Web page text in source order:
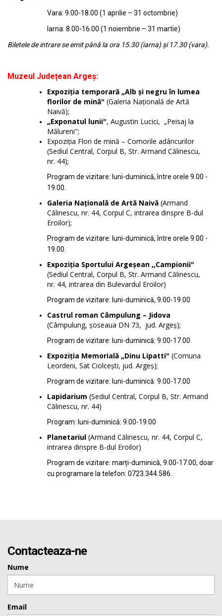
Vara: 9.00-18.00 (1 aprilie – 31 octombrie)
Iarna: 8.00-16.00 (1 noiembrie – 31 martie)
Biletele de intrare se emit până la ora 15.30 (iarna) și 17.30 (vara).
Muzeul Județean Argeș:
Expoziția temporară „Alb și negru în lumea
florilor de mină" (Galeria Națională de Artă
Naivă);
„Exponatul lunii", Augustin Lucici, „Peisaj la
Mălureni";
Expoziția Flori de mină – Comorile adâncurilor
(Sediul Central, Corpul B, Str. Armand Călinescu,
nr. 44);
Program de vizitare: luni-duminică, între orele 9.00 -
19.00.
Galeria Naţională de Artă Naivă (Armand
Călinescu, nr. 44, Corpul C, intrarea dinspre B-dul
Eroilor);
Program de vizitare: luni-duminică, între orele 9.00 -
19.00.
Expoziția Sportului Argeşean ,,Campionii"
(Sediul Central, Corpul B, Str. Armand Călinescu,
nr. 44, intrarea din Bulevardul Eroilor)
Program de vizitare: luni-duminică, 9.00-19.00
Castrul roman Câmpulung – Jidova
(Câmpulung, şoseaua DN 73, jud. Argeș);
Program de vizitare: luni-duminică: 9.00-17.00
Expoziția Memorială „Dinu Lipatti" (Comuna
Leordeni, Sat Ciolcești, jud. Argeș);
Program de vizitare: luni-duminică: 9.00-17.00
Lapidarium (Sediul Central, Corpul B, Str. Armand
Călinescu, nr. 44)
Program: luni-duminică: 9.00-19.00
Planetariul (Armand Călinescu, nr. 44, Corpul C,
intrarea dinspre B-dul Eroilor)
Program de vizitare: marți-duminică, 9.00-17.00, doar
cu programare la telefon: 0723.344.586.
Contacteaza-ne
Nume
Email